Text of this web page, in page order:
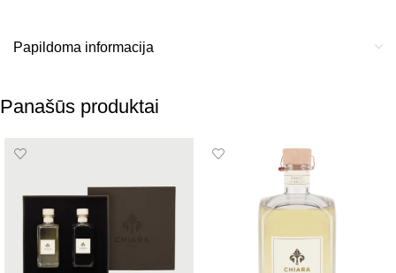
Papildoma informacija
Panašūs produktai